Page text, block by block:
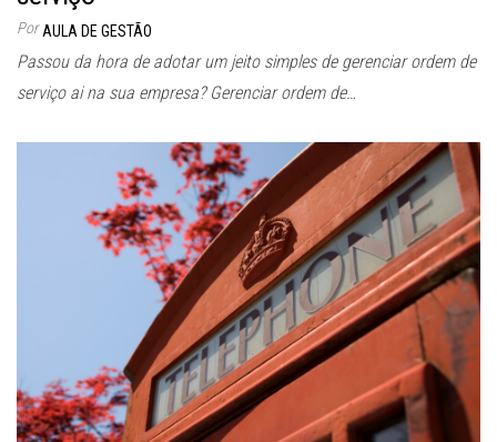
Por AULA DE GESTÃO
Passou da hora de adotar um jeito simples de gerenciar ordem de
serviço ai na sua empresa? Gerenciar ordem de…